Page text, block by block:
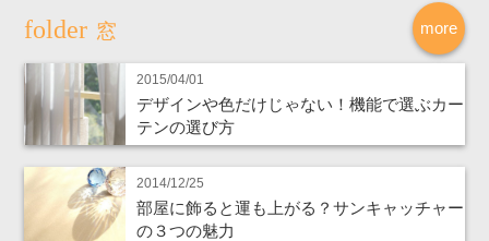
more
窓
2015/04/01
デザインや色だけじゃない！機能で選ぶカー
テンの選び方
2014/12/25
部屋に飾ると運も上がる？サンキャッチャー
の３つの魅力